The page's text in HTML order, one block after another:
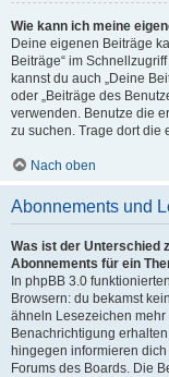
Wie kann ich meine
Deine eigenen Beiträge
Beiträge“ im
kannst du auch „Deine
oder „Beiträge des
verwenden. Benutze die
zu suchen. Trage dort die
Nach oben
Abonnements und
Was ist der Unterschied
Abonnements für ein
In phpBB 3.0
Browsern: du bekamst
ähneln Lesezeichen
Benachrichtigung
hingegen informieren
Forums des Boards. Die